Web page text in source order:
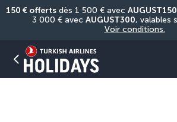
150 € offerts dès 1 500 € avec AUGUST150
3 000 € avec AUGUST300
Voir conditions.